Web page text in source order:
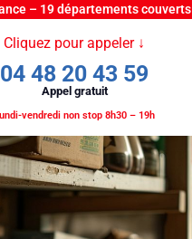
– 19 départements couverts
Cliquez pour appeler ↓
04 48 20 43 59
Appel gratuit
vendredi non stop 8h30 – 19h